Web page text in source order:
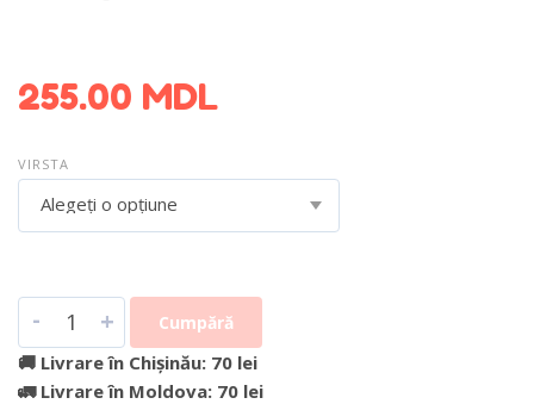
255.00 MDL
VIRSTA
Alegeți o opțiune
- + Cumpără
🚚 Livrare în Chișinău: 70 lei
🚛 Livrare în Moldova: 70 lei